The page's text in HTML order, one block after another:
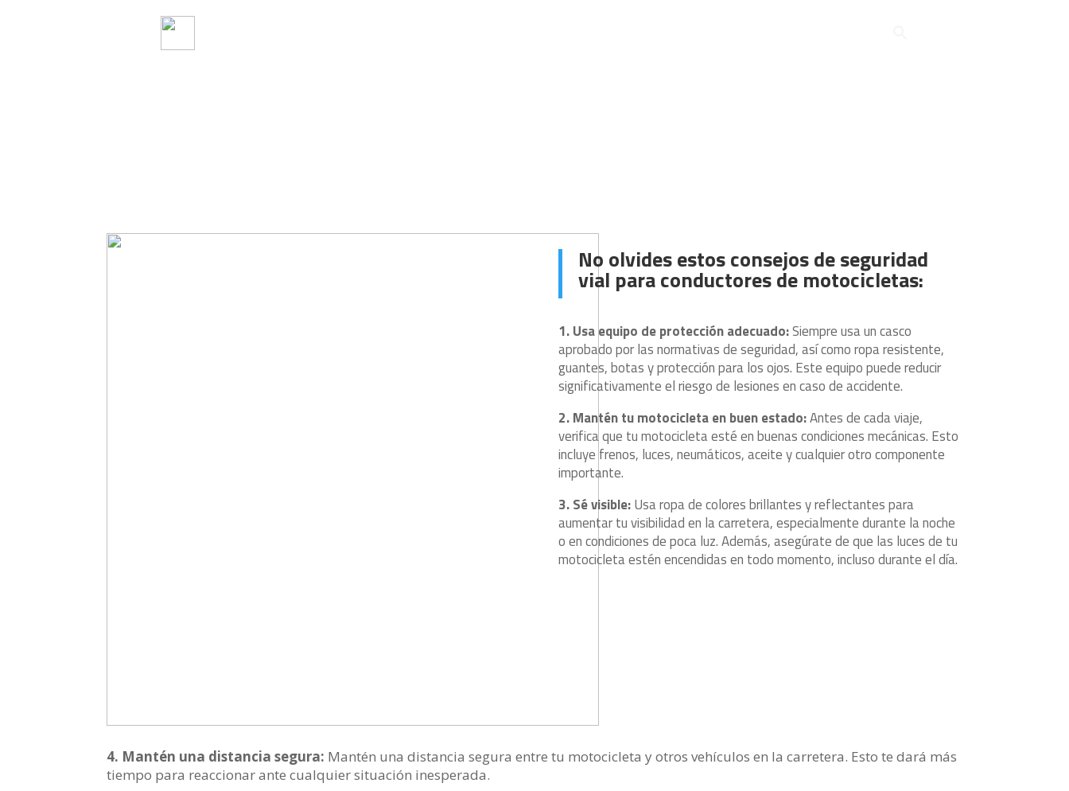
No olvides estos consejos de seguridad
vial para conductores de motocicletas:
1. Usa equipo de protección adecuado:Siempre usa un casco
aprobado por las normativas de seguridad, así como ropa resistente,
guantes, botas y protección para los ojos. Este equipo puede reducir
significativamente el riesgo de lesiones en caso de accidente.
2. Mantén tu motocicleta en buen estado:Antes de cada viaje,
verifica que tu motocicleta esté en buenas condiciones mecánicas. Esto
incluye frenos, luces, neumáticos, aceite y cualquier otro componente
importante.
3. Sé visible:Usa ropa de colores brillantes y reflectantes para
aumentar tu visibilidad en la carretera, especialmente durante la noche
o en condiciones de poca luz. Además, asegúrate de que las luces de tu
motocicleta estén encendidas en todo momento, incluso durante el día.
4. Mantén una distancia segura: Mantén una distancia segura entre tu motocicleta y otros vehículos en la carretera. Esto te dará más
tiempo para reaccionar ante cualquier situación inesperada.